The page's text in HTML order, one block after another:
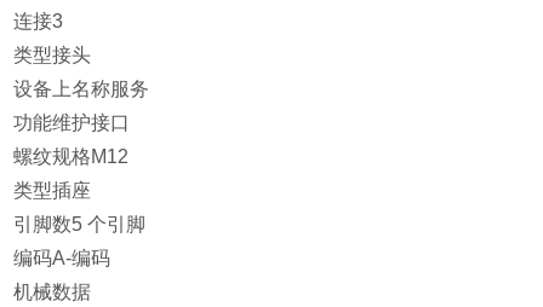
连接3
类型接头
设备上名称服务
功能维护接口
螺纹规格M12
类型插座
引脚数5 个引脚
编码A-编码
机械数据